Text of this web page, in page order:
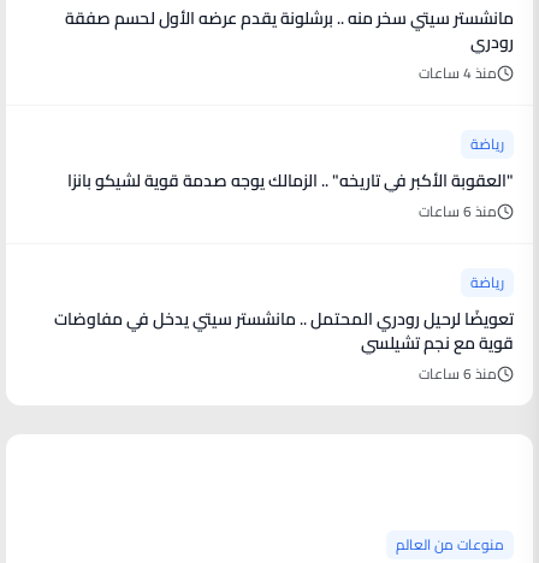
مانشستر سيتي سخر منه .. برشلونة يقدم عرضه الأول لحسم صفقة
رودري
منذ 4 ساعات
رياضة
"العقوبة الأكبر في تاريخه" .. الزمالك يوجه صدمة قوية لشيكو بانزا
منذ 6 ساعات
رياضة
تعويضًا لرحيل رودري المحتمل .. مانشستر سيتي يدخل في مفاوضات
قوية مع نجم تشيلسي
منذ 6 ساعات
منوعات من العالم